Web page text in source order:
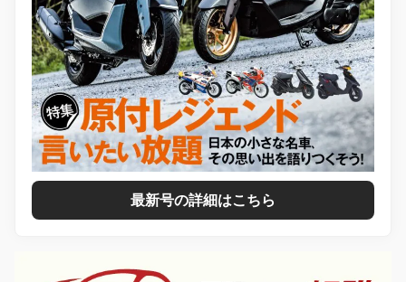
最新号の詳細はこちら